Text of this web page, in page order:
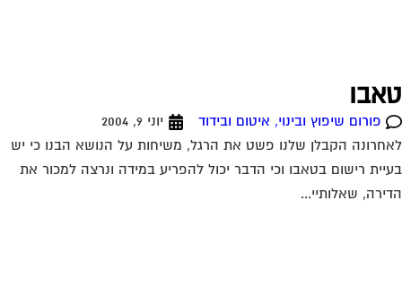
פורום שיפוץ ובינוי, איטום ובידוד
יוני 9, 2004
הקבלן שלנו פשט את הרגל, משיחות על הנושא הבנו כי יש
רישום בטאבו וכי הדבר יכול להפריע במידה ונרצה למכור את
שאלותיי...